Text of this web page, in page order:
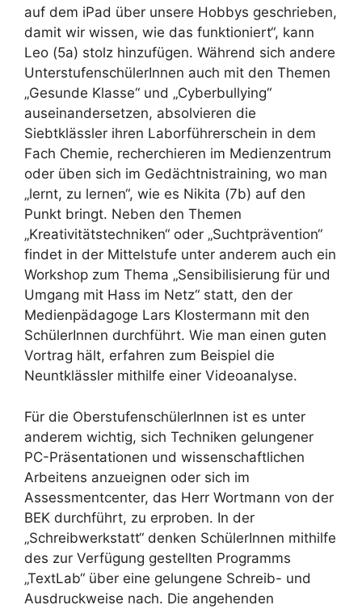
auf dem iPad über unsere Hobbys geschrieben,
damit wir wissen, wie das funktioniert“, kann
Leo (5a) stolz hinzufügen. Während sich andere
UnterstufenschülerInnen auch mit den Themen
„Gesunde Klasse“ und „Cyberbullying“
auseinandersetzen, absolvieren die
Siebtklässler ihren Laborführerschein in dem
Fach Chemie, recherchieren im Medienzentrum
oder üben sich im Gedächtnistraining, wo man
„lernt, zu lernen“, wie es Nikita (7b) auf den
Punkt bringt. Neben den Themen
„Kreativitätstechniken“ oder „Suchtprävention“
findet in der Mittelstufe unter anderem auch ein
Workshop zum Thema „Sensibilisierung für und
Umgang mit Hass im Netz“ statt, den der
Medienpädagoge Lars Klostermann mit den
SchülerInnen durchführt. Wie man einen guten
Vortrag hält, erfahren zum Beispiel die
Neuntklässler mithilfe einer Videoanalyse.
Für die OberstufenschülerInnen ist es unter
anderem wichtig, sich Techniken gelungener
PC-Präsentationen und wissenschaftlichen
Arbeitens anzueignen oder sich im
Assessmentcenter, das Herr Wortmann von der
BEK durchführt, zu erproben. In der
„Schreibwerkstatt“ denken SchülerInnen mithilfe
des zur Verfügung gestellten Programms
„TextLab“ über eine gelungene Schreib- und
Ausdruckweise nach. Die angehenden